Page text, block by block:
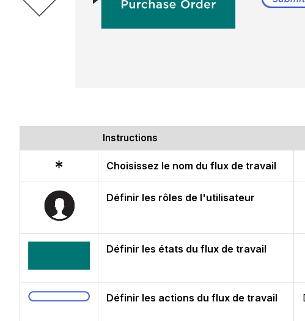
Instructions
Choisissez le nom du flux de travail
Définir les rôles de l'utilisateur
Définir les états du flux de travail
Définir les actions du flux de travail